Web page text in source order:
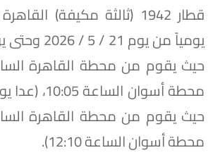
​قطار 1942 (ثالثة مكيفة)
محطة أسوان الساعة 12:10).